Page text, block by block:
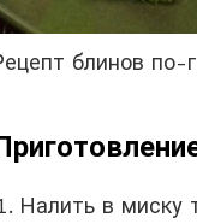
блинов по-
Налить в миску